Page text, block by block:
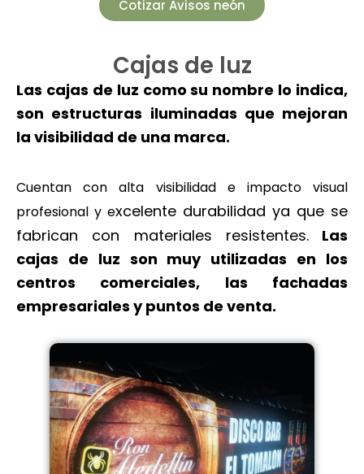
Cotizar Avisos neón
Cajas de luz
Las cajas de luz como su nombre lo indica,
son estructuras iluminadas que mejoran
la visibilidad de una marca.
Cuentan con alta visibilidad e impacto visual
profesional y excelente durabilidad ya que se
fabrican con materiales resistentes.Las
cajas de luz son muy utilizadas en los
centros comerciales, las fachadas
empresariales y puntos de venta.